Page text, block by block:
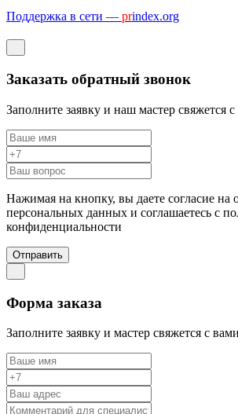
Поддержка в сети — prindex.org
Заказать обратный звонок
Заполните заявку и наш мастер свяжется
Нажимая на кнопку, вы даете согласие на
персональных данных и соглашаетесь c
конфиденциальности
Отправить
Форма заказа
Заполните заявку и мастер свяжется с вами